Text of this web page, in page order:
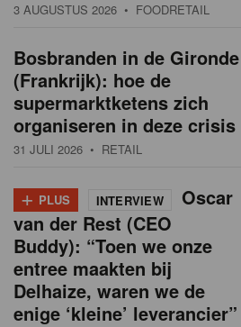
3 AUGUSTUS 2026 • FOODRETAIL
Bosbranden in de Gironde
(Frankrijk): hoe de
supermarktketens zich
organiseren in deze crisis
31 JULI 2026 • RETAIL
+ PLUS INTERVIEW
Oscar
van der Rest (CEO
Buddy): “Toen we onze
entree maakten bij
Delhaize, waren we de
enige ‘kleine’ leverancier”